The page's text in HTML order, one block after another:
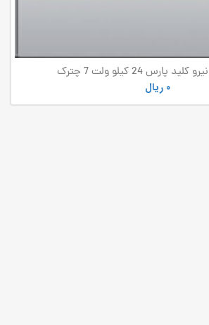
پارس 24 کیلو ولت 7 چترک
0 ریال